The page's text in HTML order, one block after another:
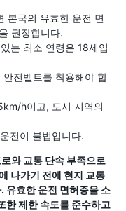
본국의 유효한 운전 면
권장합니다.
는 최소 연령은 18세입
전벨트를 착용해야 합
h이고, 도시 지역의
전이 불법입니다.
와 교통 단속 부족으로
나가기 전에 현지 교통
유효한 운전 면허증을 소
한 제한 속도를 준수하고